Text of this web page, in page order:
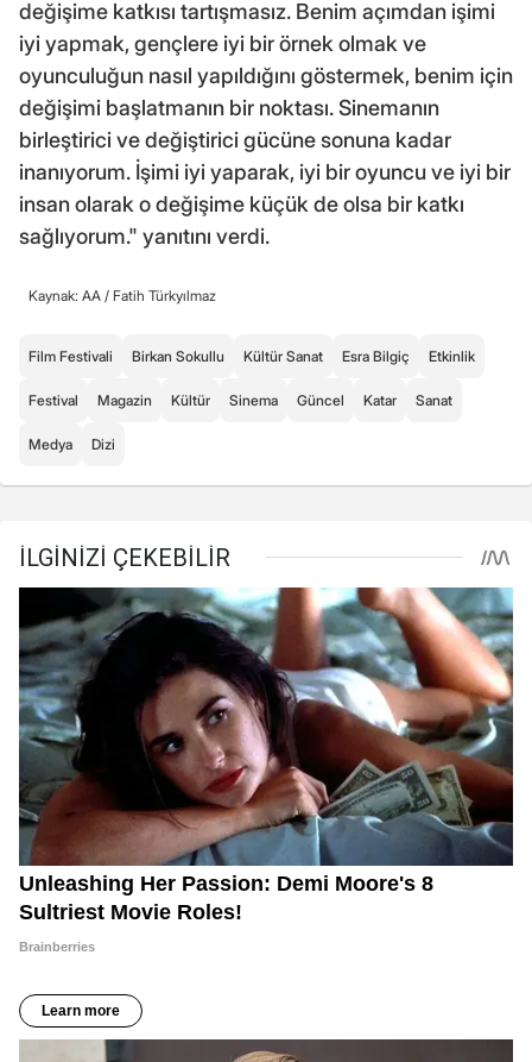
değişime katkısı tartışmasız. Benim açımdan işimi
iyi yapmak, gençlere iyi bir örnek olmak ve
oyunculuğun nasıl yapıldığını göstermek, benim için
değişimi başlatmanın bir noktası. Sinemanın
birleştirici ve değiştirici gücüne sonuna kadar
inanıyorum. İşimi iyi yaparak, iyi bir oyuncu ve iyi bir
insan olarak o değişime küçük de olsa bir katkı
sağlıyorum." yanıtını verdi.
Kaynak: AA / Fatih Türkyılmaz
Film Festivali Birkan Sokullu Kültür Sanat Esra Bilgiç Etkinlik
Festival Magazin Kültür Sinema Güncel Katar Sanat
Medya Dizi